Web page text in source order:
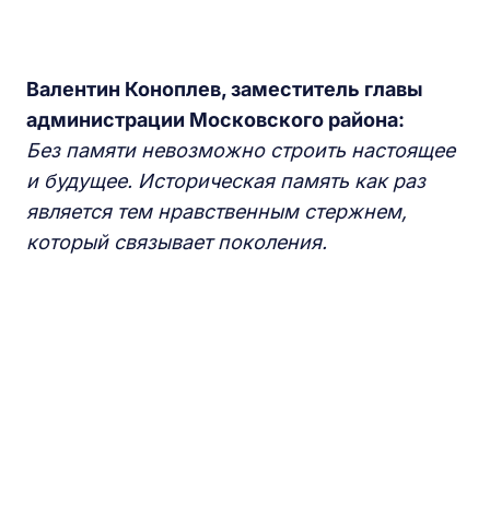
Валентин Коноплев, заместитель главы
администрации Московского района:
Без памяти невозможно строить настоящее
и будущее. Историческая память как раз
является тем нравственным стержнем,
который связывает поколения.